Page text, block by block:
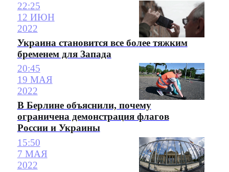
22:25
12 ИЮН
2022
Украина становится все более тяжким
бременем для Запада
20:45
19 МАЯ
2022
В Берлине объяснили, почему
ограничена демонстрация флагов
России и Украины
15:50
7 МАЯ
2022